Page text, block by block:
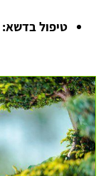
טיפול בדשא: